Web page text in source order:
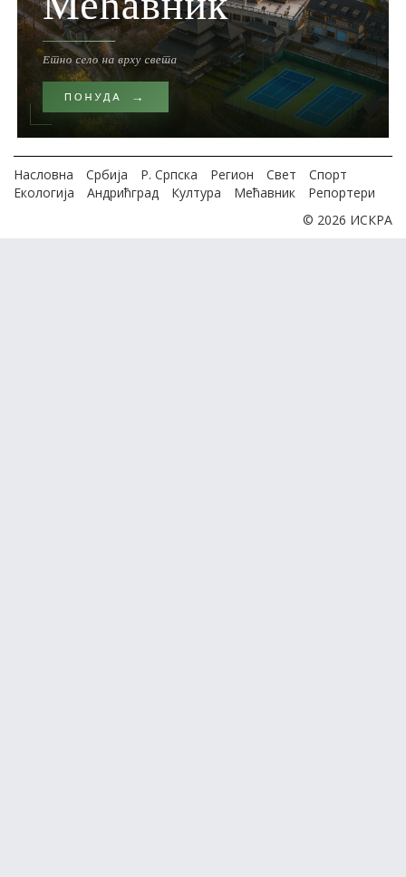
Насловна Србија Р. Српска Регион Свет
Спорт
Екологија
Андрићград Култура Мећавник
Репортери
© 2026 ИСКРА